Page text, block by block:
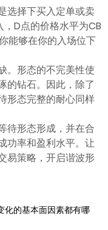
选择下买入定单或卖
D点的价格水平为CB
能够在你的入场位下
。形态的不完美性使
的钻石。因此，除了
形态完整的耐心同样
待形态形成，并在合
功率和盈利水平。让
易策略，开启谐波形
的基本面因素都有哪